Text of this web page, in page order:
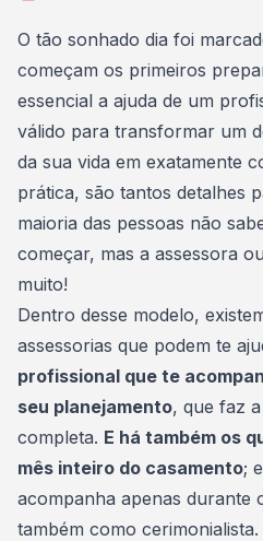
O tão sonhado dia foi
começam os primeiros
essencial a ajuda de um
válido para transformar um
da sua vida em exatamente
prática, são tantos detalhes
maioria das pessoas não
começar, mas a assessora
muito!
Dentro desse modelo,
assessorias que podem te
profissional que te
seu planejamento, que faz
completa. E há também os
mês inteiro do casamento;
acompanha apenas durante
também como cerimonialista.